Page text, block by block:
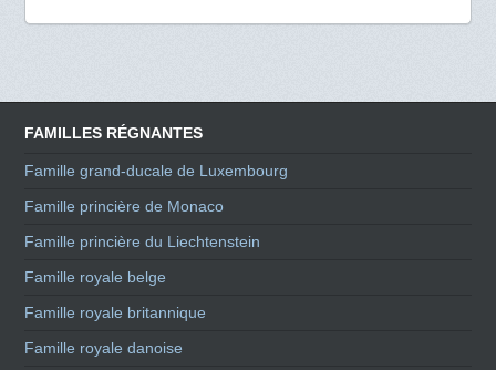
FAMILLES RÉGNANTES
Famille grand-ducale de Luxembourg
Famille princière de Monaco
Famille princière du Liechtenstein
Famille royale belge
Famille royale britannique
Famille royale danoise